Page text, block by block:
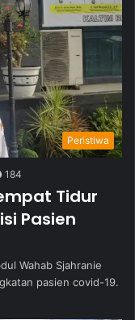
Peristiwa
184
Tidur
Pasien
Wahab Sjahranie
pasien covid-19.